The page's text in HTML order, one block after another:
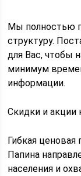
Мы полностью
структуру.
для Вас, чтобы
минимум
информации.
Скидки и акции
Гибкая
Папина
населения и